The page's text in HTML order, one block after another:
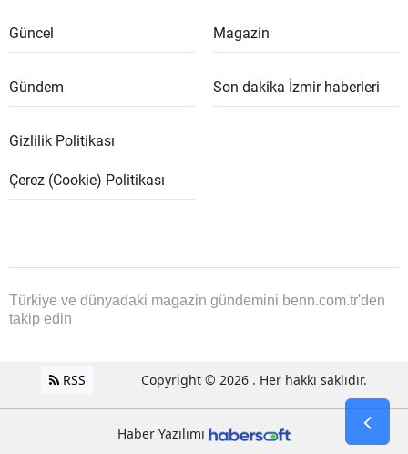
Güncel Magazin
Gündem Son dakika İzmir haberleri
Gizlilik Politikası
Çerez (Cookie) Politikası
Türkiye ve dünyadaki magazin gündemini benn.com.tr'den
takip edin
RSS Copyright © 2026 . Her hakkı saklıdır.
Haber Yazılımı